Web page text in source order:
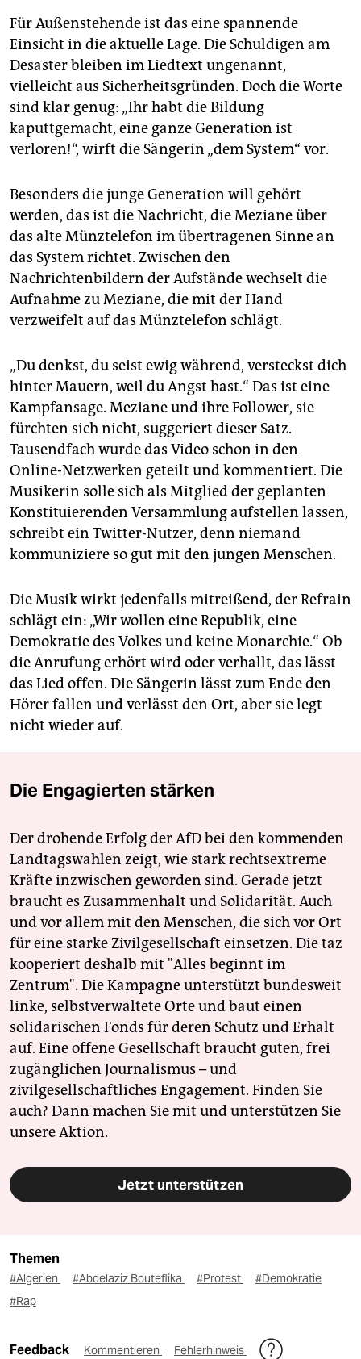
Für Außenstehende ist das eine spannende
Einsicht in die aktuelle Lage. Die Schuldigen am
Desaster bleiben im Liedtext ungenannt,
vielleicht aus Sicherheitsgründen. Doch die Worte
sind klar genug: „Ihr habt die Bildung
kaputtgemacht, eine ganze Generation ist
verloren!“, wirft die Sängerin „dem System“ vor.
Besonders die junge Generation will gehört
werden, das ist die Nachricht, die Meziane über
das alte Münztelefon im übertragenen Sinne an
das System richtet. Zwischen den
Nachrichtenbildern der Aufstände wechselt die
Aufnahme zu Meziane, die mit der Hand
verzweifelt auf das Münztelefon schlägt.
„Du denkst, du seist ewig während, versteckst dich
hinter Mauern, weil du Angst hast.“ Das ist eine
Kampfansage. Meziane und ihre Follower, sie
fürchten sich nicht, suggeriert dieser Satz.
Tausendfach wurde das Video schon in den
Online-Netzwerken geteilt und kommentiert. Die
Musikerin solle sich als Mitglied der geplanten
Konstituierenden Versammlung aufstellen lassen,
schreibt ein Twitter-Nutzer, denn niemand
kommuniziere so gut mit den jungen Menschen.
Die Musik wirkt jedenfalls mitreißend, der Refrain
schlägt ein: „Wir wollen eine Republik, eine
Demokratie des Volkes und keine Monarchie.“ Ob
die Anrufung erhört wird oder verhallt, das lässt
das Lied offen. Die Sängerin lässt zum Ende den
Hörer fallen und verlässt den Ort, aber sie legt
nicht wieder auf.
Die Engagierten stärken
Der drohende Erfolg der AfD bei den kommenden
Landtagswahlen zeigt, wie stark rechtsextreme
Kräfte inzwischen geworden sind. Gerade jetzt
braucht es Zusammenhalt und Solidarität. Auch
und vor allem mit den Menschen, die sich vor Ort
für eine starke Zivilgesellschaft einsetzen. Die taz
kooperiert deshalb mit "Alles beginnt im
Zentrum". Die Kampagne unterstützt bundesweit
linke, selbstverwaltete Orte und baut einen
solidarischen Fonds für deren Schutz und Erhalt
auf. Eine offene Gesellschaft braucht guten, frei
zugänglichen Journalismus – und
zivilgesellschaftliches Engagement. Finden Sie
auch? Dann machen Sie mit und unterstützen Sie
unsere Aktion.
Jetzt unterstützen
Themen
#Algerien #Abdelaziz Bouteflika #Protest
#Demokratie
#Rap
Feedback Kommentieren Fehlerhinweis